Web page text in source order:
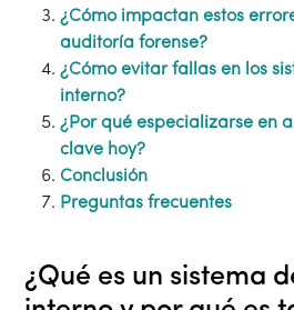
¿Cómo impactan estos
auditoría forense?
¿Cómo evitar fallas en los
interno?
¿Por qué especializarse en
clave hoy?
Conclusión
Preguntas frecuentes
¿Qué es un sistema